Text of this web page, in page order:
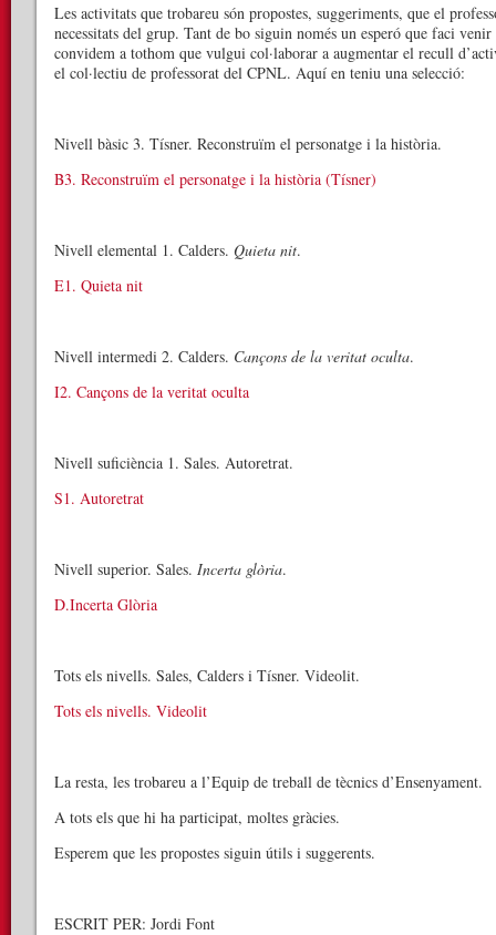
Les activitats que trobareu són propostes, suggeriments, que el
necessitats del grup. Tant de bo siguin només un esperó que faci
convidem a tothom que vulgui col·laborar a augmentar el recull
el col·lectiu de professorat del CPNL. Aquí en teniu una selecció:
Nivell bàsic 3. Tísner. Reconstruïm el personatge i la història.
B3. Reconstruïm el personatge i la història (Tísner)
Nivell elemental 1. Calders. Quieta nit.
E1. Quieta nit
Nivell intermedi 2. Calders. Cançons de la veritat oculta.
I2. Cançons de la veritat oculta
Nivell suficiència 1. Sales. Autoretrat.
S1. Autoretrat
Nivell superior. Sales. Incerta glòria.
D.Incerta Glòria
Tots els nivells. Sales, Calders i Tísner. Videolit.
Tots els nivells. Videolit
La resta, les trobareu a l’Equip de treball de tècnics d’Ensenyament.
A tots els que hi ha participat, moltes gràcies.
Esperem que les propostes siguin útils i suggerents.
ESCRIT PER: Jordi Font